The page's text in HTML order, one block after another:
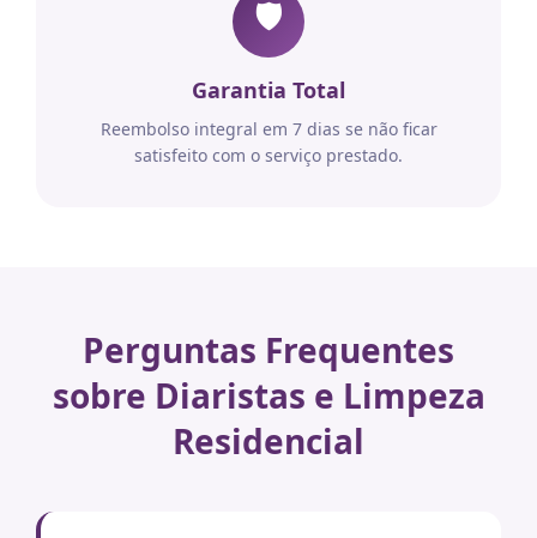
🛡️
Garantia Total
Reembolso integral em 7 dias se não ficar
satisfeito com o serviço prestado.
Perguntas Frequentes
sobre Diaristas e Limpeza
Residencial